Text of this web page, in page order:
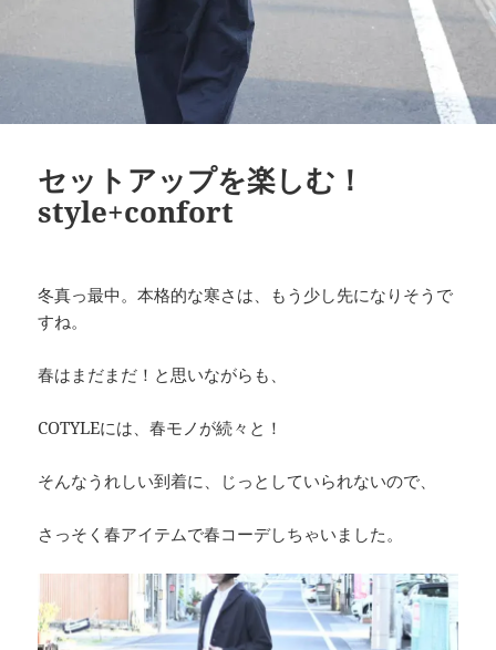
セットアップを楽しむ！
style+confort
冬真っ最中。本格的な寒さは、もう少し先になりそうで
すね。
春はまだまだ！と思いながらも、
COTYLEには、春モノが続々と！
そんなうれしい到着に、じっとしていられないので、
さっそく春アイテムで春コーデしちゃいました。